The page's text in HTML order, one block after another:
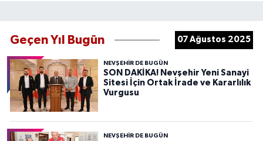
Geçen Yıl Bugün 07 Ağustos 2025
NEVŞEHIR DE BUGÜN
SON DAKİKA! Nevşehir Yeni Sanayi
Sitesi İçin Ortak İrade ve Kararlılık
Vurgusu
NEVŞEHIR DE BUGÜN